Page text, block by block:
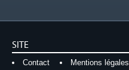
SITE
Contact
Mentions légales